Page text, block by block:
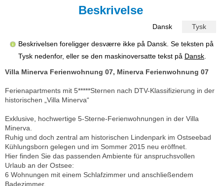
Beskrivelse
Dansk Tysk
Beskrivelsen foreligger desværre ikke på Dansk. Se teksten på
Tysk nedenfor, eller se den maskinoversatte tekst på Dansk.
Villa Minerva Ferienwohnung 07, Minerva Ferienwohnung 07
Ferienapartments mit 5*****Sternen nach DTV-Klassifizierung in der
historischen „Villa Minerva“
Exklusive, hochwertige 5-Sterne-Ferienwohnungen in der Villa
Minerva.
Ruhig und doch zentral am historischen Lindenpark im Ostseebad
Kühlungsborn gelegen und im Sommer 2015 neu eröffnet.
Hier finden Sie das passenden Ambiente für anspruchsvollen
Urlaub an der Ostsee:
6 Wohnungen mit einem Schlafzimmer und anschließendem
Badezimmer,